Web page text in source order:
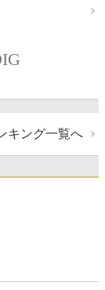
キング一覧へ